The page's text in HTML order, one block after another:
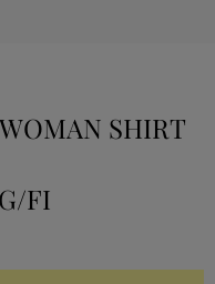
SHIRT
FI